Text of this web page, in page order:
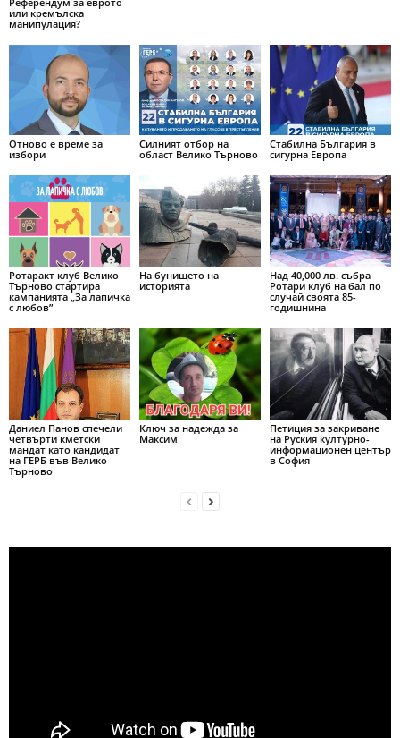
или кремълска
манипулация?
Отново е време за
избори
Силният отбор на
област Велико Търново
Стабилна България в
сигурна Европа
Ротаракт клуб Велико
Търново стартира
кампанията „За лапичка
с любов”
На бунището на
историята
Над 40,000 лв. събра
Ротари клуб на бал по
случай своята 85-
годишнина
Даниел Панов спечели
четвърти кметски
мандат като кандидат
на ГЕРБ във Велико
Търново
Ключ за надежда за
Максим
Петиция за закриване
на Руския културно-
информационен център
в София